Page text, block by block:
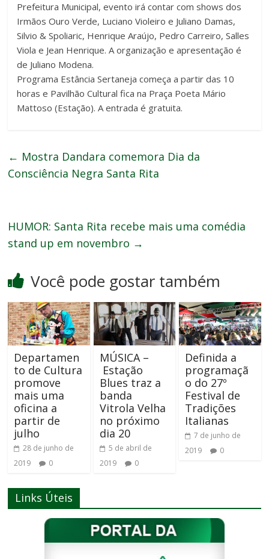
Prefeitura Municipal, evento irá contar com shows dos
Irmãos Ouro Verde, Luciano Violeiro e Juliano Damas,
Silvio & Spoliaric, Henrique Araújo, Pedro Carreiro, Salles
Viola e Jean Henrique. A organização e apresentação é
de Juliano Modena.
Programa Estância Sertaneja começa a partir das 10
horas e Pavilhão Cultural fica na Praça Poeta Mário
Mattoso (Estação). A entrada é gratuita.
← Mostra Dandara comemora Dia da
Consciência Negra Santa Rita
HUMOR: Santa Rita recebe mais uma comédia
stand up em novembro →
Você pode gostar também
Departamen
to de Cultura
promove
mais uma
oficina a
partir de
julho
28 de junho de
2019
0
MÚSICA –
Estação
Blues traz a
banda
Vitrola Velha
no próximo
dia 20
5 de abril de
2019
0
Definida a
programaçã
o do 27º
Festival de
Tradições
Italianas
7 de junho de
2019
0
Links Úteis